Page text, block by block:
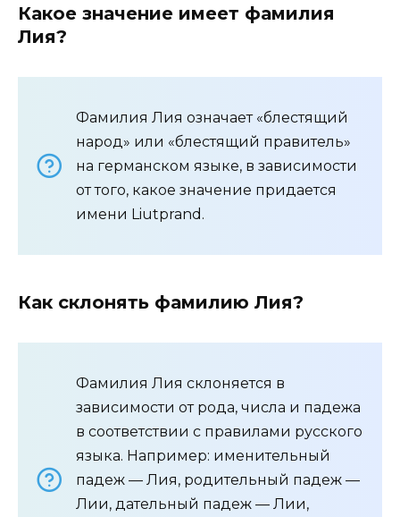
Какое значение имеет фамилия
Лия?
Фамилия Лия означает «блестящий
народ» или «блестящий правитель»
на германском языке, в зависимости
от того, какое значение придается
имени Liutprand.
Как склонять фамилию Лия?
Фамилия Лия склоняется в
зависимости от рода, числа и падежа
в соответствии с правилами русского
языка. Например: именительный
падеж — Лия, родительный падеж —
Лии, дательный падеж — Лии,